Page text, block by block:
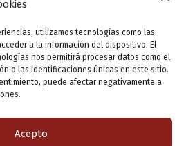
utilizamos tecnologías como las
a la información del dispositivo. El
nos permitirá procesar datos como el
o las identificaciones únicas en este sitio.
puede afectar negativamente a
Acepto
estreno de Don Juan
/ Actualidad / Por VLLensutinta
/ Por